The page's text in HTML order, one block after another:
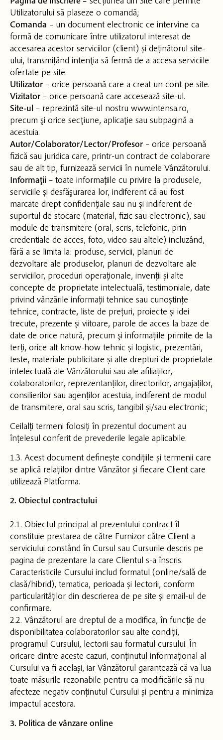
Utilizatorului să plaseze o comandă;
Comanda – un document electronic ce intervine ca
formă de comunicare între utilizatorul interesat de
accesarea acestor serviciilor (client) și deținătorul site-
ului, transmițând intenţia să fermă de a accesa serviciile
ofertate pe site.
Utilizator – orice persoană care a creat un cont pe site.
Vizitator – orice persoană care accesează site-ul.
Site-ul – reprezintă site-ul nostru www.intensa.ro,
precum şi orice secţiune, aplicaţie sau subpagină a
acestuia.
Autor/Colaborator/Lector/Profesor – orice persoană
fizică sau juridica care, printr-un contract de colaborare
sau de alt tip, furnizează servicii în numele Vânzătorului.
Informaţii – toate informațiile cu privire la produsele,
serviciile și desfăşurarea lor, indiferent că au fost
marcate drept confidențiale sau nu și indiferent de
suportul de stocare (material, fizic sau electronic), sau
module de transmitere (oral, scris, telefonic, prin
credentiale de acces, foto, video sau altele) incluzând,
fără a se limita la: produse, servicii, planuri de
dezvoltare ale produselor, planuri de dezvoltare ale
serviciilor, proceduri operaționale, invenții și alte
concepte de proprietate intelectuală, testimoniale, date
privind vânzările informații tehnice sau cunoștințe
tehnice, contracte, liste de prețuri, proiecte și idei
trecute, prezente și viitoare, parole de acces la baze de
date de orice natură, precum şi informațiile primite de la
terți, orice alt know-how tehnic și logistic, prezentări,
teste, materiale publicitare și alte drepturi de proprietate
intelectuală ale Vânzătorului sau ale afiliaților,
colaboratorilor, reprezentanților, directorilor, angajaților,
consilierilor sau agenților acestuia, indiferent de modul
de transmitere, oral sau scris, tangibil și/sau electronic;
Ceilalți termeni folosiți în prezentul document au
înțelesul conferit de prevederile legale aplicabile.
1.3. Acest document definește condițiile și termenii care
se aplică relațiilor dintre Vânzător și fiecare Client care
utilizează Platforma.
2. Obiectul contractului
2.1. Obiectul principal al prezentului contract îl
constituie prestarea de către Furnizor către Client a
serviciului constând în Cursul sau Cursurile descris pe
pagina de prezentare la care Clientul s-a înscris.
Caracteristicile Cursului includ formatul (online/sală de
clasă/hibrid), tematica, perioada și lectorii, conform
particularităților din descrierea de pe site și email-ul de
confirmare.
2.2. Vânzătorul are dreptul de a modifica, în funcție de
disponibilitatea colaboratorilor sau alte condiții,
programul Cursului, lectorii sau formatul cursului. În
oricare dintre aceste cazuri, conținutul informațional al
Cursului va fi același, iar Vânzătorul garantează că va lua
toate măsurile rezonabile pentru ca modificările să nu
afecteze negativ conținutul Cursului și pentru a minimiza
impactul acestora.
3. Politica de vânzare online